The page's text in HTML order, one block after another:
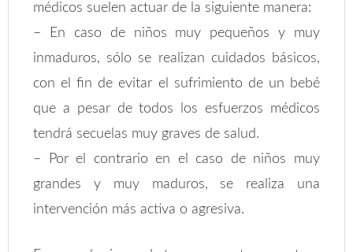
médicos suelen actuar de la siguiente manera:
– En caso de niños muy pequeños y muy
inmaduros, sólo se realizan cuidados básicos,
con el fin de evitar el sufrimiento de un bebé
que a pesar de todos los esfuerzos médicos
tendrá secuelas muy graves de salud.
– Por el contrario en el caso de niños muy
grandes y muy maduros, se realiza una
intervención más activa o agresiva.